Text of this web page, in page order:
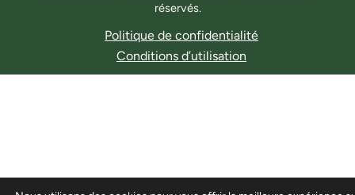
réservés.
Politique de confidentialité
Conditions d’utilisation